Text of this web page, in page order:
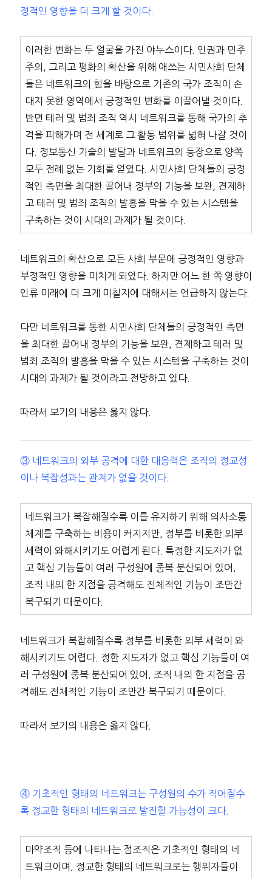
정적인 영향을 더 크게 할 것이다.
이러한 변화는 두 얼굴을 가진 야누스이다. 인권과 민주
주의, 그리고 평화의 확산을 위해 애쓰는 시민사회 단체
들은 네트워크의 힘을 바탕으로 기존의 국가 조직이 손
대지 못한 영역에서 긍정적인 변화를 이끌어낼 것이다.
반면 테러 및 범죄 조직 역시 네트워크를 통해 국가의 추
격을 피해가며 전 세계로 그 활동 범위를 넓혀 나갈 것이
다. 정보통신 기술의 발달과 네트워크의 등장으로 양쪽
모두 전례 없는 기회를 얻었다. 시민사회 단체들의 긍정
적인 측면을 최대한 끌어내 정부의 기능을 보완, 견제하
고 테러 및 범죄 조직의 발흥을 막을 수 있는 시스템을
구축하는 것이 시대의 과제가 될 것이다.
네트워크의 확산으로 모든 사회 부문에 긍정적인 영향과
부정적인 영향을 미치게 되었다. 하지만 어느 한 쪽 영향이
인류 미래에 더 크게 미칠지에 대해서는 언급하지 않는다.
다만 네트워크를 통한 시민사회 단체들의 긍정적인 측면
을 최대한 끌어내 정부의 기능을 보완, 견제하고 테러 및
범죄 조직의 발흥을 막을 수 있는 시스템을 구축하는 것이
시대의 과제가 될 것이라고 전망하고 있다.
따라서 보기의 내용은 옳지 않다.
③ 네트워크의 외부 공격에 대한 대응력은 조직의 정교성
이나 복잡성과는 관계가 없을 것이다.
네트워크가 복잡해질수록 이를 유지하기 위해 의사소통
체계를 구축하는 비용이 커지지만, 정부를 비롯한 외부
세력이 와해시키기도 어렵게 된다. 특정한 지도자가 없
고 핵심 기능들이 여러 구성원에 중복 분산되어 있어,
조직 내의 한 지점을 공격해도 전체적인 기능이 조만간
복구되기 때문이다.
네트워크가 복잡해질수록 정부를 비롯한 외부 세력이 와
해시키기도 어렵다. 정한 지도자가 없고 핵심 기능들이 여
러 구성원에 중복 분산되어 있어, 조직 내의 한 지점을 공
격해도 전체적인 기능이 조만간 복구되기 때문이다.
따라서 보기의 내용은 옳지 않다.
④ 기초적인 형태의 네트워크는 구성원의 수가 적어질수
록 정교한 형태의 네트워크로 발전할 가능성이 크다.
마약조직 등에 나타나는 점조직은 기초적인 형태의 네
트워크이며, 정교한 형태의 네트워크로는 행위자들이